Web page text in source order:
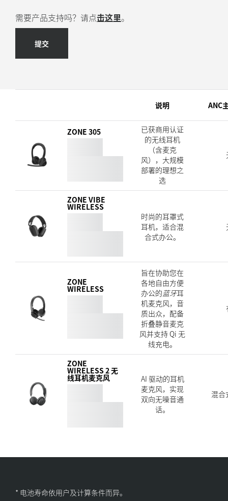
需要产品支持吗？请点击这里。
提交
说明 ANC
ZONE 305
已获商用认证
的无线耳机
（含麦克
风），大规模
部署的理想之
选
ZONE VIBE
WIRELESS
时尚的耳罩式
耳机，适合混
合式办公。
ZONE
WIRELESS
旨在协助您在
各地自由方便
办公的蓝牙耳
机麦克风，音
质出众，配备
折叠静音麦克
风并支持 Qi 无
线充电。
ZONE
WIRELESS 2 无
线耳机麦克风
AI 驱动的耳机
麦克风，实现
双向无噪音通
话。
混合
* 电池寿命依用户及计算条件而异。